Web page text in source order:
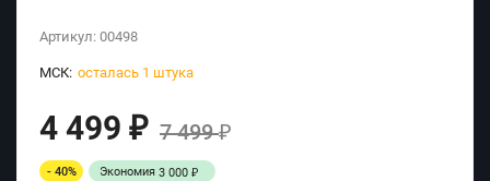
Артикул: 00498
МСК: осталась 1 штука
4 499 ₽ 7 499₽
- 40% Экономия 3 000 ₽